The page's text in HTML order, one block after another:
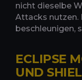
nicht dieselbe
Attacks nutzen.
beschleunigen,
ECLIPSE
UND